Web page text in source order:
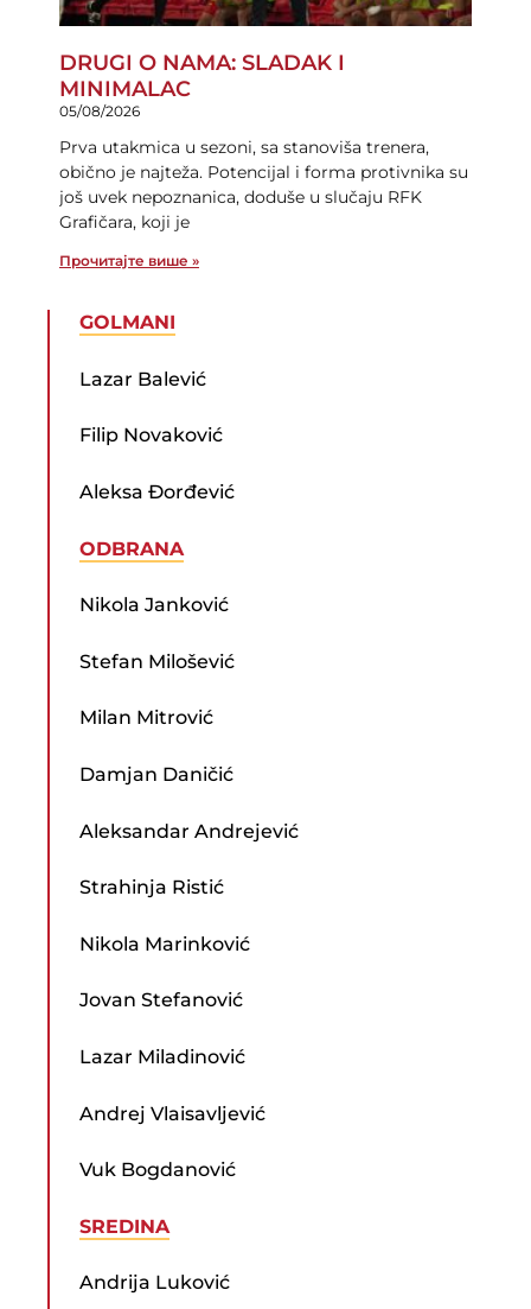
DRUGI O NAMA: SLADAK I
MINIMALAC
05/08/2026
Prva utakmica u sezoni, sa stanoviša trenera,
obično je najteža. Potencijal i forma protivnika su
još uvek nepoznanica, doduše u slučaju RFK
Grafičara, koji je
Прочитајте више »
GOLMANI
Lazar Balević
Filip Novaković
Aleksa Đorđević
ODBRANA
Nikola Janković
Stefan Milošević
Milan Mitrović
Damjan Daničić
Aleksandar Andrejević
Strahinja Ristić
Nikola Marinković
Jovan Stefanović
Lazar Miladinović
Andrej Vlaisavljević
Vuk Bogdanović
SREDINA
Andrija Luković